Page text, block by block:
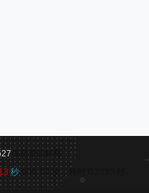
保留资源解释
14 秒 查询 62 次，耗时 0.1493 秒